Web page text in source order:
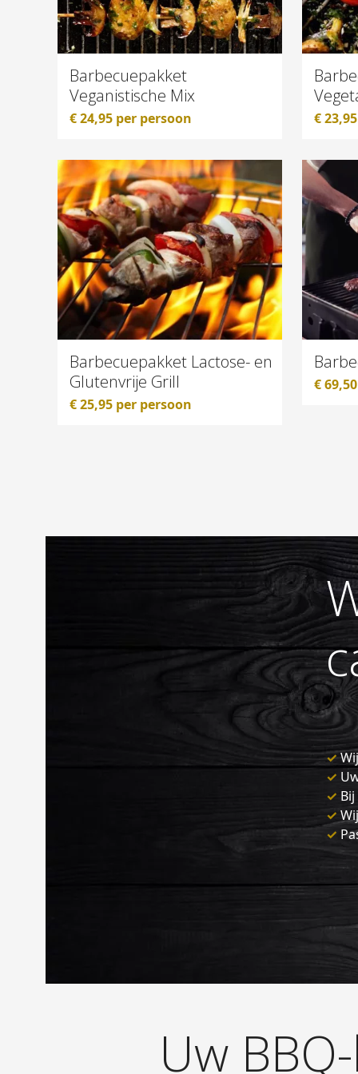
Barbecuepakket
Veganistische Mix
€24,95 per persoon €23,95
Barbecuepakket Lactose- en
Glutenvrije Grill
€25,95 per persoon
€69,50
✓
✓
✓
✓
✓
Uw